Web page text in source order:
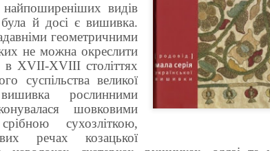
видів
була й досі є вишивка.
геометричними
не можна окреслити
в XVII-XVIII століттях
суспільства великої
рослинними
шовковими
сухозліткою,
речах козацької